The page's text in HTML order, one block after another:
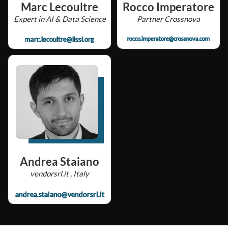
Marc Lecoultre
Expert in AI & Data Science
marc.lecoultre@ilssi.org
Rocco Imperatore
Partner Crossnova
rocco.imperatore@crossnova.com
Andrea Staiano
vendorsrl.it , Italy
andrea.staiano@vendorsrl.it